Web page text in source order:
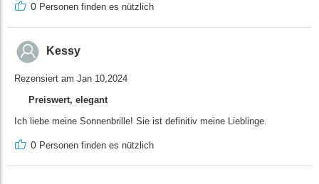
0 Personen finden es nützlich
Kessy
Rezensiert am Jan 10,2024
Preiswert, elegant
Ich liebe meine Sonnenbrille! Sie ist definitiv meine Lieblinge.
0 Personen finden es nützlich